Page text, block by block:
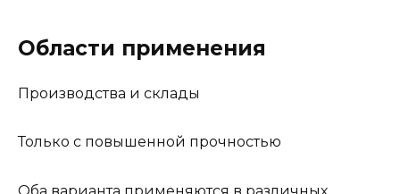
Области применения
Производства и склады
Только с повышенной прочностью
Оба варианта применяются в различных